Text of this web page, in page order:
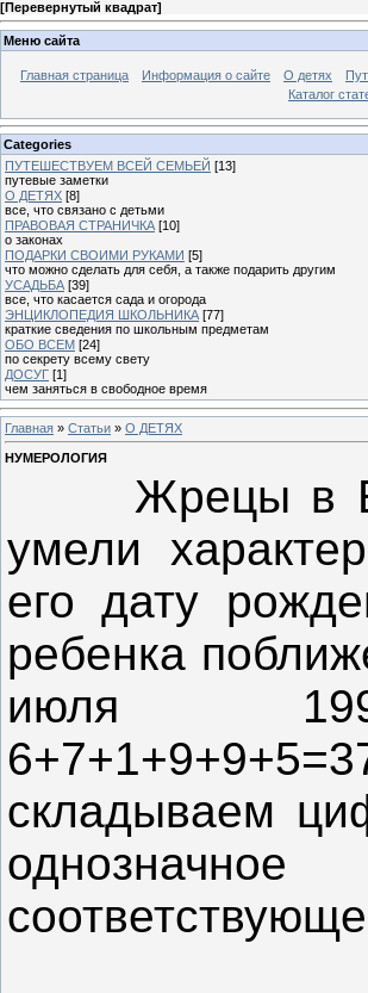
[Перевернутый квадрат]
Меню сайта
Главная страница Информация о сайте О детях
Каталог
Categories
ПУТЕШЕСТВУЕМ ВСЕЙ СЕМЬЕЙ [13]
путевые заметки
О ДЕТЯХ [8]
все, что связано с детьми
ПРАВОВАЯ СТРАНИЧКА [10]
о законах
ПОДАРКИ СВОИМИ РУКАМИ [5]
что можно сделать для себя, а также подарить другим
УСАДЬБА [39]
все, что касается сада и огорода
ЭНЦИКЛОПЕДИЯ ШКОЛЬНИКА [77]
краткие сведения по школьным предметам
ОБО ВСЕМ [24]
по секрету всему свету
ДОСУГ [1]
чем заняться в свободное время
Главная » Статьи » О ДЕТЯХ
НУМЕРОЛОГИЯ
Жрецы в
умели
его дату
ребенка
июля
складываем